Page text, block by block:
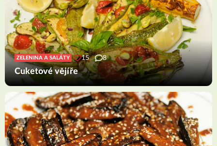
ZELENINA A SALÁTY 15 8
Cuketové vějíře